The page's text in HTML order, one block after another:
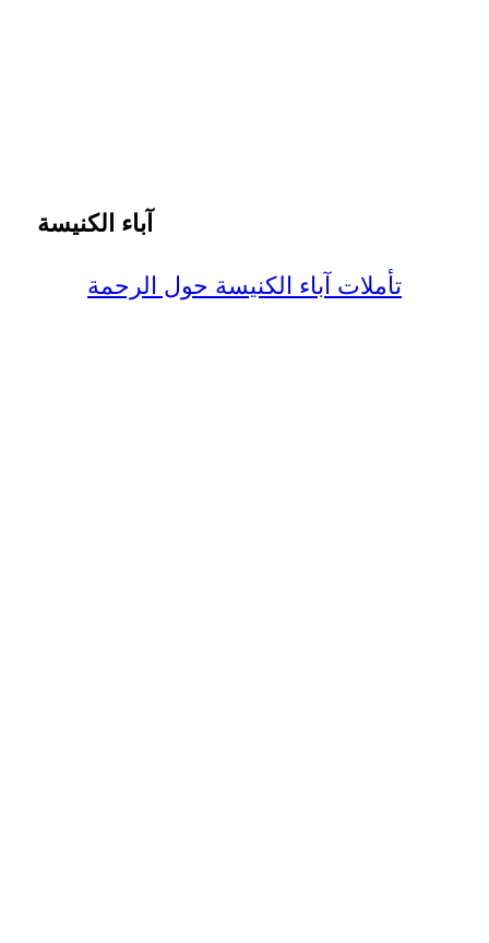
آباء الكنيسة
تأملات آباء الكنيسة حول الرحمة